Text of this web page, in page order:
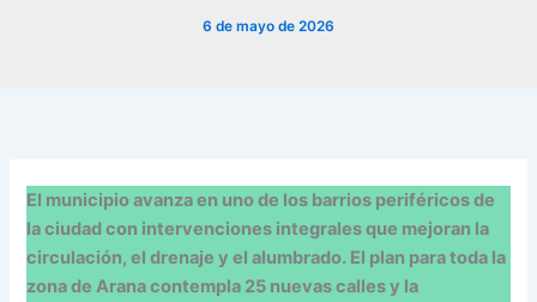
6 de mayo de 2026
El municipio avanza en uno de los barrios periféricos de
la ciudad con intervenciones integrales que mejoran la
circulación, el drenaje y el alumbrado. El plan para toda la
zona de Arana contempla 25 nuevas calles y la